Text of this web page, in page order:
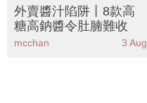
外賣醬汁陷阱丨8款高
糖高鈉醬令肚腩難收
mcchan 3 Aug